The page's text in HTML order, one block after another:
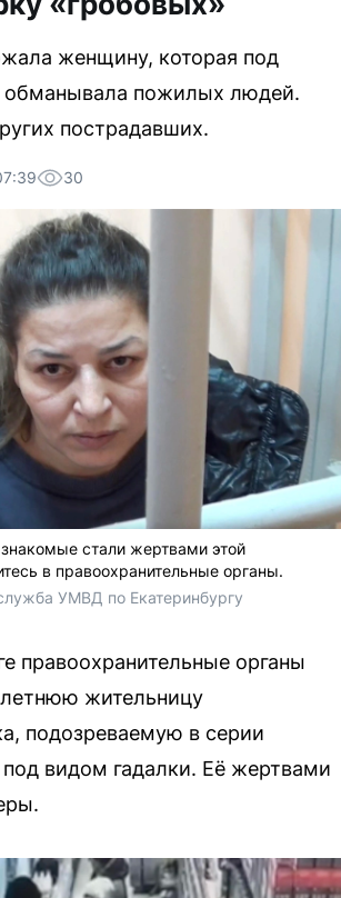
женщину, которая под
обманывала пожилых людей.
пострадавших.
30
стали жертвами этой
в правоохранительные органы.
УМВД по Екатеринбургу
правоохранительные органы
жительницу
подозреваемую в серии
видом гадалки. Её жертвами